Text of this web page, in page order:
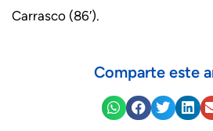
Carrasco (86′).
Comparte este